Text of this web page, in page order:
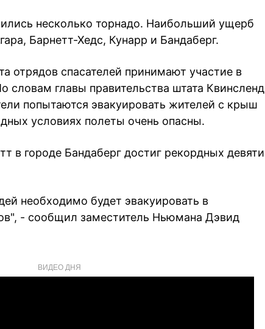
несколько торнадо. Наибольший ущерб
Барнетт-Хедс, Кунарр и Бандаберг.
отрядов спасателей принимают участие в
словам главы правительства штата Квинсленд
попытаются эвакуировать жителей с крыш
условиях полеты очень опасны.
в городе Бандаберг достиг рекордных девяти
необходимо будет эвакуировать в
- сообщил заместитель Ньюмана Дэвид
ВИДЕО ДНЯ